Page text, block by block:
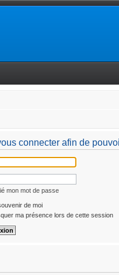
connecter afin de
mon mot de passe
de moi
ma présence lors de cette session